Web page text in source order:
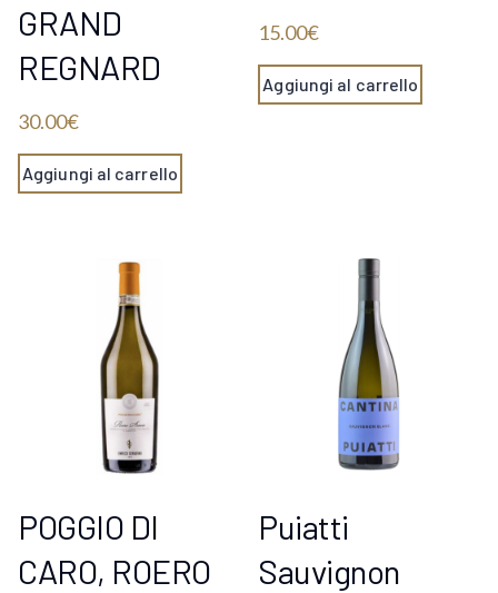
GRAND
REGNARD
30.00€
Aggiungi al carrello
15.00€
Aggiungi al carrello
POGGIO DI
CARO, ROERO
Puiatti
Sauvignon